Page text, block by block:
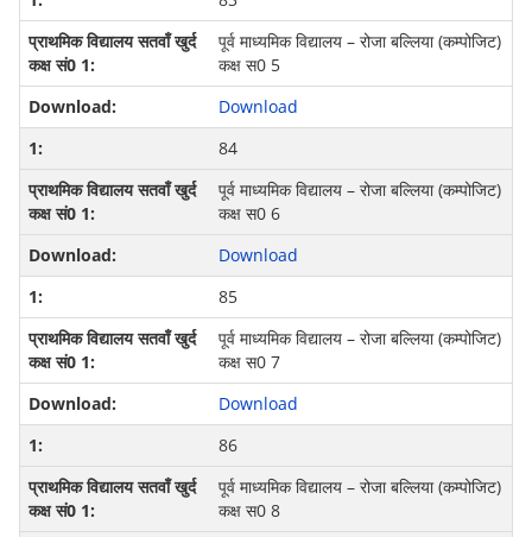
पूर्व माध्‍यमिक विद्यालय – रोजा बल्लिया (कम्‍पोजिट)
कक्ष स0 5
Download
84
पूर्व माध्‍यमिक विद्यालय – रोजा बल्लिया (कम्‍पोजिट)
कक्ष स0 6
Download
85
पूर्व माध्‍यमिक विद्यालय – रोजा बल्लिया (कम्‍पोजिट)
कक्ष स0 7
Download
86
पूर्व माध्‍यमिक विद्यालय – रोजा बल्लिया (कम्‍पोजिट)
कक्ष स0 8